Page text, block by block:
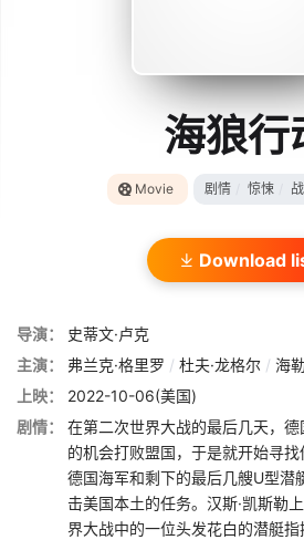
海狼行
Movie 剧情 惊悚
Download
导演：
史蒂文·卢克
主演：
弗兰克·格里罗 / 杜夫·龙格尔 / 海
上映：
2022-10-06(美国)
剧情：
在第二次世界大战的最后几天，
的机会打败盟国，于是就开始寻找
德国海军和剩下的最后几艘U型潜
击美国本土的任务。汉斯·凯斯勒
界大战中的一位头发花白的潜艇